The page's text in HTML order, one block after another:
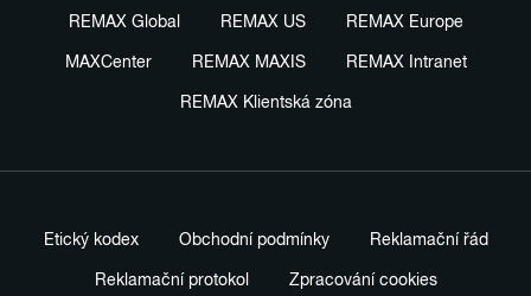
REMAX Global REMAX US REMAX Europe
MAXCenter REMAX MAXIS REMAX Intranet
REMAX Klientská zóna
Etický kodex Obchodní podmínky Reklamační řád
Reklamační protokol Zpracování cookies